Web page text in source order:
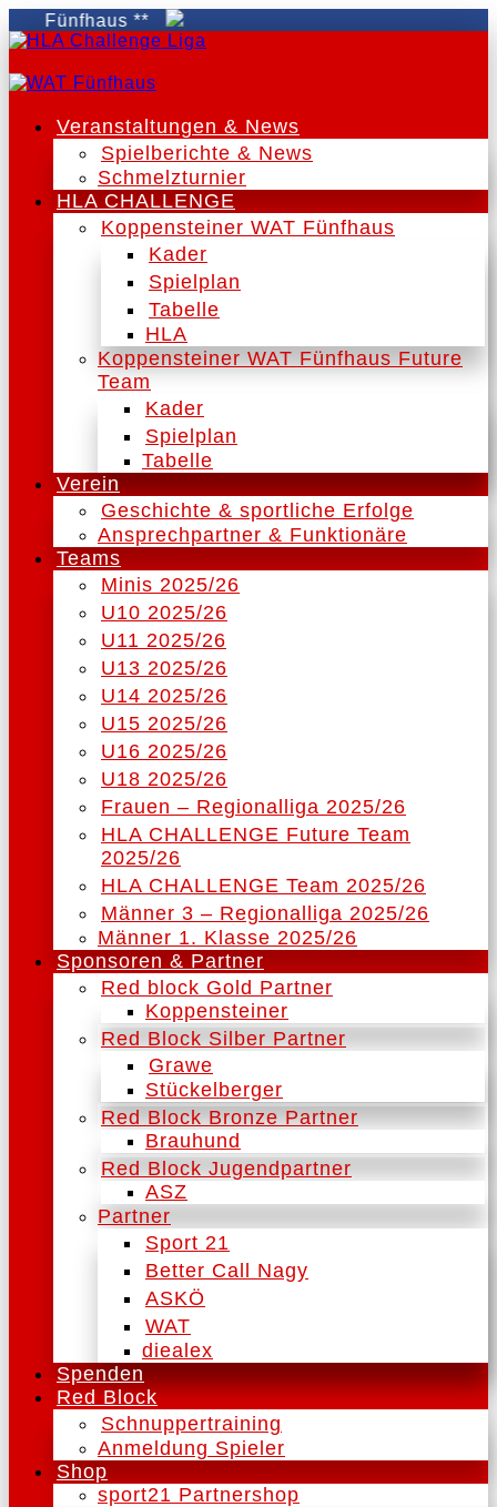
Fünfhaus **
Veranstaltungen & News
Spielberichte & News
Schmelzturnier
HLA CHALLENGE
Koppensteiner WAT Fünfhaus
Kader
Spielplan
Tabelle
HLA
Koppensteiner WAT Fünfhaus Future
Team
Kader
Spielplan
Tabelle
Verein
Geschichte & sportliche Erfolge
Ansprechpartner & Funktionäre
Teams
Minis 2025/26
U10 2025/26
U11 2025/26
U13 2025/26
U14 2025/26
U15 2025/26
U16 2025/26
U18 2025/26
Frauen – Regionalliga 2025/26
HLA CHALLENGE Future Team
2025/26
HLA CHALLENGE Team 2025/26
Männer 3 – Regionalliga 2025/26
Männer 1. Klasse 2025/26
Sponsoren & Partner
Red block Gold Partner
Koppensteiner
Red Block Silber Partner
Grawe
Stückelberger
Red Block Bronze Partner
Brauhund
Red Block Jugendpartner
ASZ
Partner
Sport 21
Better Call Nagy
ASKÖ
WAT
diealex
Spenden
Red Block
Schnuppertraining
Anmeldung Spieler
Shop
sport21 Partnershop